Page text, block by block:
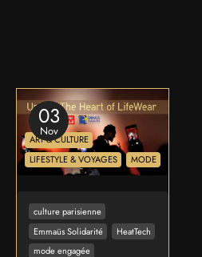
03
Nov
ART & CULTURE
LIFESTYLE & VOYAGES
MODE
culture parisienne
Emmaüs Solidarité
HeatTech
mode engagée